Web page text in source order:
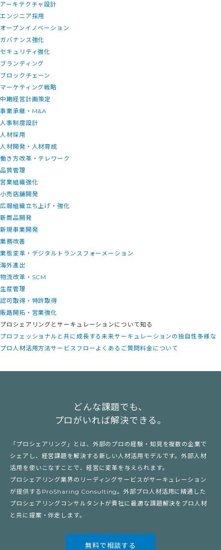
アーキテクチャ設計
エンジニア採用
オープンイノベーション
ガバナンス強化
セキュリティ強化
ブランディング
ブロックチェーン
マーケティング戦略
中期経営計画策定
事業承継・M&A
人事制度設計
人材採用
人材開発・人材育成
働き方改革・テレワーク
品質管理
営業組織強化
小売店舗開発
広報組織立ち上げ・強化
新商品開発
新規事業開発
業務改善
業態変革・デジタルトランスフォーメーション
海外進出
物流改革・SCM
生産管理
認可取得・特許取得
販路開拓・営業強化
プロシェアリングとサーキュレーションについて知る
プロフェッショナルと共に成長する未来サーキュレーションの独自性多様な
プロ人材活用方法サービスフロー よくあるご質問 料金について
どんな課題でも、
プロがいれば解決できる。
「プロシェアリング」とは、外部のプロの経験・知見を複数の企業で
シェアし、経営課題を解決する新しい人材活用モデルです。外部人材
活用を使いこなすことで、経営に変革を与えられます。
プロシェアリング業界のリーディングサービスがサーキュレーション
が提供するProSharing Consulting。外部プロ人材活用に精通した
プロシェアリングコンサルタントが貴社に最適な課題解決をプロ人材
と共に提案・伴走します。
無料で相談する